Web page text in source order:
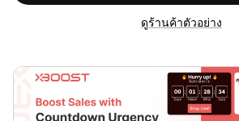
ดูร้านค้าตัวอย่าง